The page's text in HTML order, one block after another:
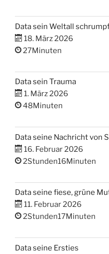
Data sein Weltall
18. März 2026
27Minuten
Data sein Trauma
1. März 2026
48Minuten
Data seine Nachricht von
16. Februar 2026
2Stunden16Minuten
Data seine fiese, grüne
11. Februar 2026
2Stunden17Minuten
Data seine Ersties